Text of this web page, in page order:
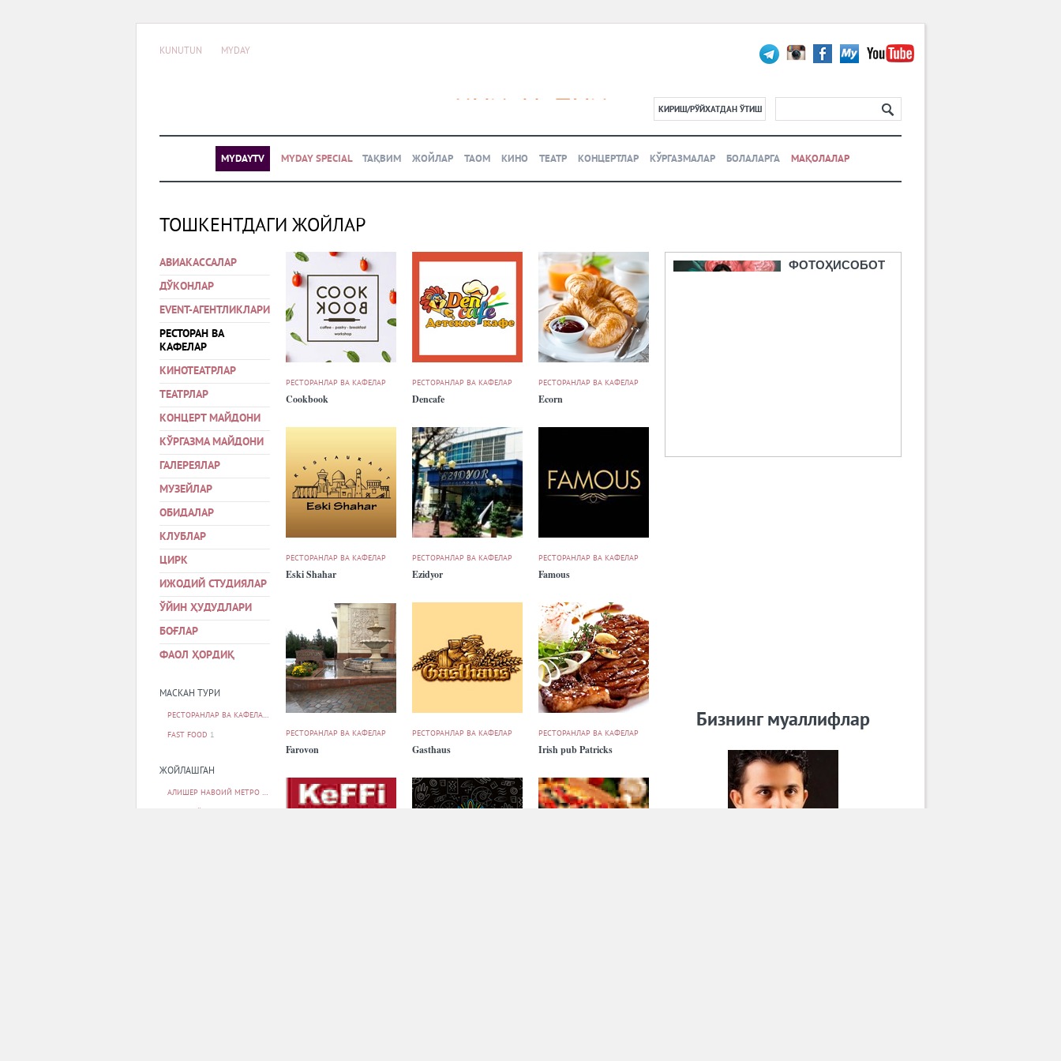
KUNUTUN MYDAY
КИРИШ/РЎЙХАТДАН ЎТИШ
MYDAYTV MYDAY SPECIAL ТАҚВИМ ЖОЙЛАР ТАОМ КИНО ТЕАТР КОНЦЕРТЛАР КЎРГАЗМАЛАР БОЛАЛАРГА МАҚОЛАЛАР
ТОШКЕНТДАГИ ЖОЙЛАР
АВИАКАССАЛАР
ДЎКОНЛАР
EVENT-АГЕНТЛИКЛАРИ
РЕСТОРАН ВА
КАФЕЛАР
КИНОТЕАТРЛАР
ТЕАТРЛАР
КОНЦЕРТ МАЙДОНИ
КЎРГАЗМА МАЙДОНИ
ГАЛЕРЕЯЛАР
МУЗЕЙЛАР
ОБИДАЛАР
КЛУБЛАР
ЦИРК
ИЖОДИЙ СТУДИЯЛАР
ЎЙИН ҲУДУДЛАРИ
БОҒЛАР
ФАОЛ ҲОРДИҚ
МАСКАН ТУРИ
РЕСТОРАНЛАР ВА КАФЕЛАР
FAST FOOD 1
ЖОЙЛАШГАН
АЛИШЕР НАВОИЙ МЕТРО БЕКАТИ
РЕСТОРАНЛАР ВА КАФЕЛАР
Cookbook
РЕСТОРАНЛАР ВА КАФЕЛАР
Dencafe
РЕСТОРАНЛАР ВА КАФЕЛАР
Ecorn
РЕСТОРАНЛАР ВА КАФЕЛАР
Eski Shahar
РЕСТОРАНЛАР ВА КАФЕЛАР
Ezidyor
РЕСТОРАНЛАР ВА КАФЕЛАР
Famous
РЕСТОРАНЛАР ВА КАФЕЛАР
Farovon
РЕСТОРАНЛАР ВА КАФЕЛАР
Gasthaus
РЕСТОРАНЛАР ВА КАФЕЛАР
Irish pub Patricks
ФОТОҲИСОБОТ
Бизнинг муаллифлар